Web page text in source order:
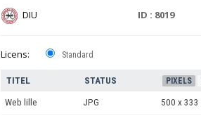
DIU ID : 8019
Licens: Standard
TITEL STATUS PIXELS
Web lille JPG 500 x 333